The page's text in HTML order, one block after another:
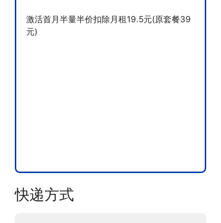
激活首月半量半价扣除月租19.5元(原套餐39
元)
快递方式